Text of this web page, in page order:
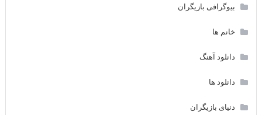
بیوگرافی بازیگران
خانم ها
دانلود آهنگ
دانلود ها
دنیای بازیگران